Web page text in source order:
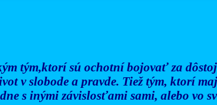
tým,ktorí sú ochotní bojovať za
v slobode a pravde. Tiež tým, ktorí
s inými závislosťami sami, alebo vo